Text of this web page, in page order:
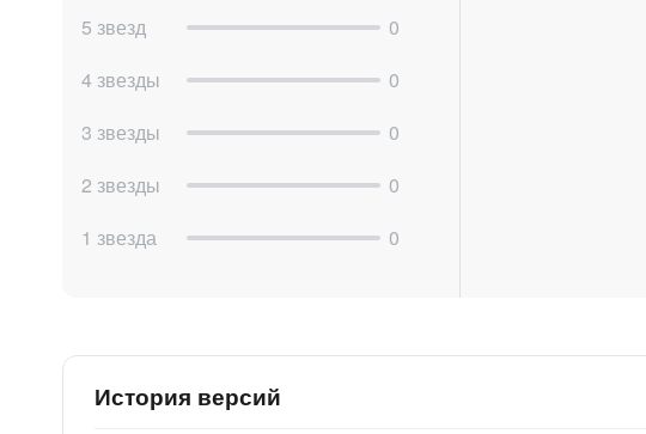
5 звезд
0
4 звезды
0
3 звезды
0
2 звезды
0
1 звезда
0
История версий